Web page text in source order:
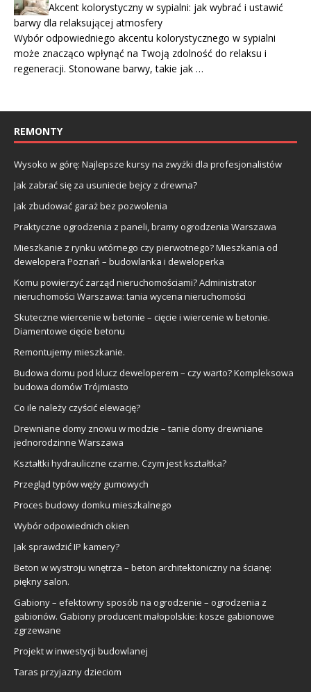
Akcent kolorystyczny w sypialni: jak wybrać i ustawić
barwy dla relaksującej atmosfery
Wybór odpowiedniego akcentu kolorystycznego w sypialni
może znacząco wpłynąć na Twoją zdolność do relaksu i
regeneracji. Stonowane barwy, takie jak …
REMONTY
Wysoko w górę: Najlepsze kursy na zwyżki dla profesjonalistów
Jak zabrać się za usuniecie bejcy z drewna?
Jak zbudować garaż bez pozwolenia
Praktyczne ogrodzenia z paneli, bramy ogrodzenia Warszawa
Mieszkanie z rynku wtórnego czy pierwotnego? Mieszkania od
dewelopera Poznań – budowlanka i deweloperka
Komu powierzyć zarząd nieruchomościami? Administrator
nieruchomości Warszawa: tania wycena nieruchomości
Skuteczne wiercenie w betonie – cięcie i wiercenie w betonie.
Diamentowe cięcie betonu
Remontujemy mieszkanie.
Budowa domu pod klucz deweloperem – czy warto? Kompleksowa
budowa domów Trójmiasto
Co ile należy czyścić elewację?
Drewniane domy znowu w modzie – tanie domy drewniane
jednorodzinne Warszawa
Kształtki hydrauliczne czarne. Czym jest kształtka?
Przegląd typów węży gumowych
Proces budowy domku mieszkalnego
Wybór odpowiednich okien
Jak sprawdzić IP kamery?
Beton w wystroju wnętrza – beton architektoniczny na ścianę:
piękny salon.
Gabiony – efektowny sposób na ogrodzenie – ogrodzenia z
gabionów. Gabiony producent małopolskie: kosze gabionowe
zgrzewane
Projekt w inwestycji budowlanej
Taras przyjazny dzieciom